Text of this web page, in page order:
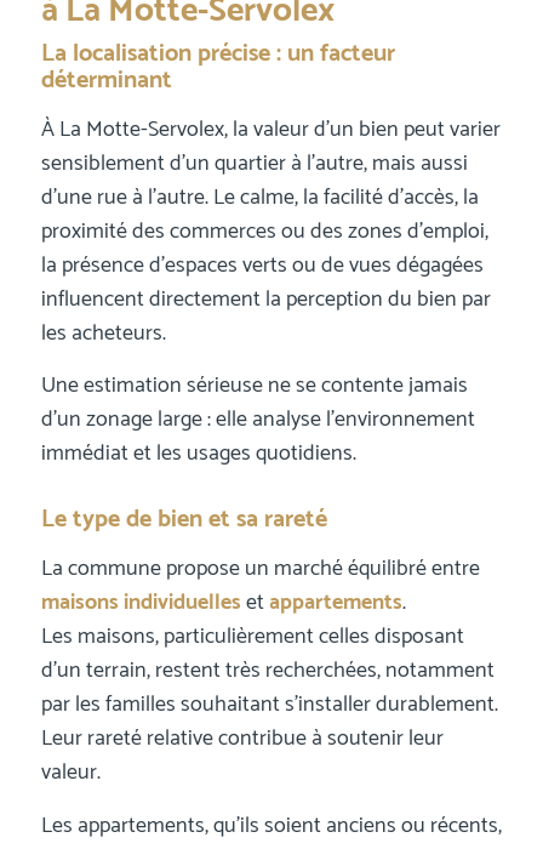
La localisation précise : un facteur
déterminant
À La Motte-Servolex, la valeur d’un bien peut varier
sensiblement d’un quartier à l’autre, mais aussi
d’une rue à l’autre. Le calme, la facilité d’accès, la
proximité des commerces ou des zones d’emploi,
la présence d’espaces verts ou de vues dégagées
influencent directement la perception du bien par
les acheteurs.
Une estimation sérieuse ne se contente jamais
d’un zonage large : elle analyse l’environnement
immédiat et les usages quotidiens.
Le type de bien et sa rareté
La commune propose un marché équilibré entre
maisons individuellesetappartements.
Les maisons, particulièrement celles disposant
d’un terrain, restent très recherchées, notamment
par les familles souhaitant s’installer durablement.
Leur rareté relative contribue à soutenir leur
valeur.
Les appartements, qu’ils soient anciens ou récents,